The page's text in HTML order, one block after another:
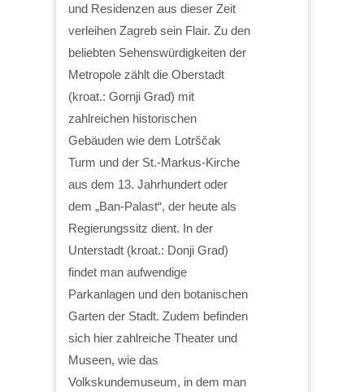
und Residenzen aus dieser Zeit
verleihen Zagreb sein Flair. Zu den
beliebten Sehenswürdigkeiten der
Metropole zählt die Oberstadt
(kroat.: Gornji Grad) mit
zahlreichen historischen
Gebäuden wie dem Lotrščak
Turm und der St.-Markus-Kirche
aus dem 13. Jahrhundert oder
dem „Ban-Palast“, der heute als
Regierungssitz dient. In der
Unterstadt (kroat.: Donji Grad)
findet man aufwendige
Parkanlagen und den botanischen
Garten der Stadt. Zudem befinden
sich hier zahlreiche Theater und
Museen, wie das
Volkskundemuseum, in dem man